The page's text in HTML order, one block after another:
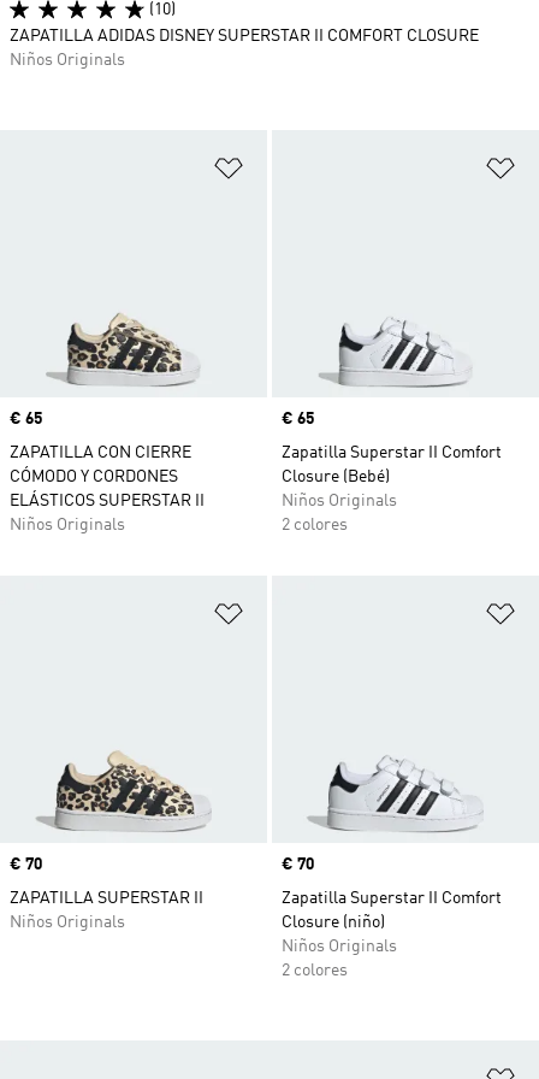
Precio
€ 65
ZAPATILLA CON CIERRE
CÓMODO Y CORDONES
ELÁSTICOS SUPERSTAR II
Niños Originals
Precio
€ 65
Zapatilla Superstar II Comfort
Closure (Bebé)
Niños Originals
2 colores
Precio
€ 70
ZAPATILLA SUPERSTAR II
Niños Originals
Precio
€ 70
Zapatilla Superstar II Comfort
Closure (niño)
Niños Originals
2 colores
(10)
ZAPATILLA ADIDAS DISNEY SUPERSTAR II COMFORT CLOSURE
Niños Originals